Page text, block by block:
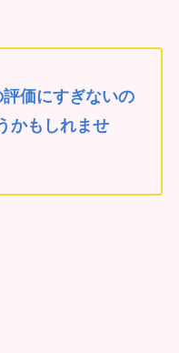
価にすぎないの
かもしれませ